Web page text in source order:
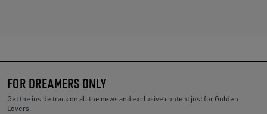
FOR DREAMERS ONLY
Get the inside track on all the news and exclusive content just for Golden
Lovers.